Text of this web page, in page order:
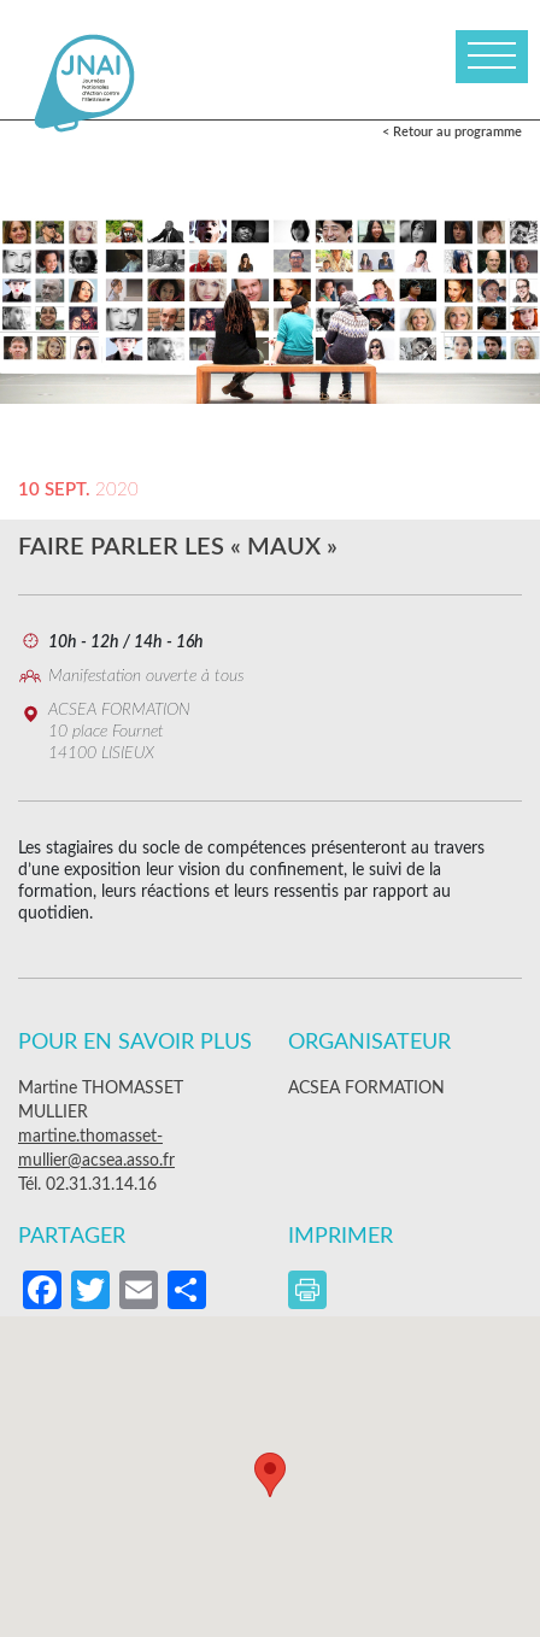
< Retour au programme
10 SEPT. 2020
FAIRE PARLER LES « MAUX »
10h - 12h / 14h - 16h
Manifestation ouverte à tous
ACSEA FORMATION
10 place Fournet
14100 LISIEUX
Les stagiaires du socle de compétences présenteront au travers
d’une exposition leur vision du confinement, le suivi de la
formation, leurs réactions et leurs ressentis par rapport au
quotidien.
POUR EN SAVOIR PLUS
Martine THOMASSET
MULLIER
martine.thomasset-
mullier@acsea.asso.fr
Tél. 02.31.31.14.16
ORGANISATEUR
ACSEA FORMATION
PARTAGER
Facebook
Twitter
EmailPartager
IMPRIMER